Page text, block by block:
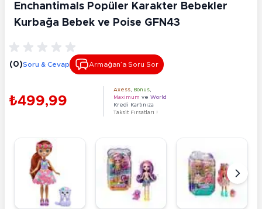
Enchantimals Popüler Karakter Bebekler
Kurbağa Bebek ve Poise GFN43
(0)Soru & Cevap Armağan’a Soru Sor
₺499,99
Axess Bonus
Maximum ve World
Kredi Kartınıza
Taksit Fırsatları !